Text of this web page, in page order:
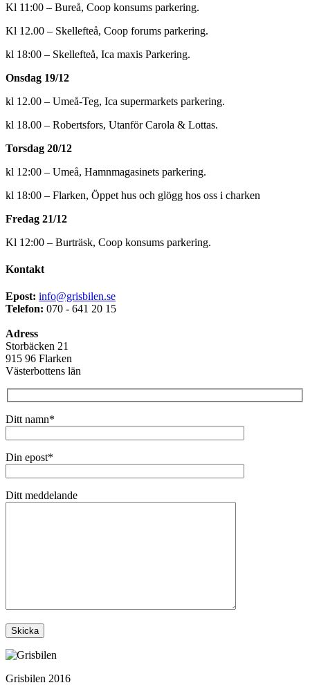
Kl 11:00 – Bureå, Coop konsums parkering.
Kl 12.00 – Skellefteå, Coop forums parkering.
kl 18:00 – Skellefteå, Ica maxis Parkering.
Onsdag 19/12
kl 12.00 – Umeå-Teg, Ica supermarkets parkering.
kl 18.00 – Robertsfors, Utanför Carola & Lottas.
Torsdag 20/12
kl 12:00 – Umeå, Hamnmagasinets parkering.
kl 18:00 – Flarken, Öppet hus och glögg hos oss i charken
Fredag 21/12
Kl 12:00 – Burträsk, Coop konsums parkering.
Kontakt
Epost: info@grisbilen.se
Telefon: 070 - 641 20 15
Adress
Storbäcken 21
915 96 Flarken
Västerbottens län
Ditt namn*
Din epost*
Ditt meddelande
Grisbilen 2016